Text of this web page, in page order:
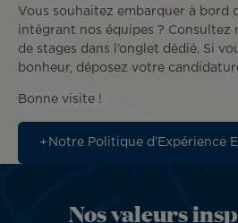
Vous souhaitez embarquer à bord
intégrant nos équipes ? Consultez
de stages dans l’onglet dédié. Si
bonheur, déposez votre
Bonne visite !
Notre Politique d’Expérience
Nos valeurs